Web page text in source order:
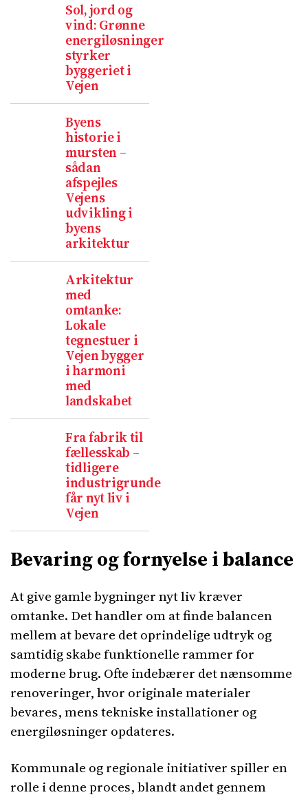
Sol, jord og
vind: Grønne
energiløsninger
styrker
byggeriet i
Vejen
Byens
historie i
mursten –
sådan
afspejles
Vejens
udvikling i
byens
arkitektur
Arkitektur
med
omtanke:
Lokale
tegnestuer i
Vejen bygger
i harmoni
med
landskabet
Fra fabrik til
fællesskab –
tidligere
industrigrunde
får nyt liv i
Vejen
Bevaring og fornyelse i balance
At give gamle bygninger nyt liv kræver
omtanke. Det handler om at finde balancen
mellem at bevare det oprindelige udtryk og
samtidig skabe funktionelle rammer for
moderne brug. Ofte indebærer det nænsomme
renoveringer, hvor originale materialer
bevares, mens tekniske installationer og
energiløsninger opdateres.
Kommunale og regionale initiativer spiller en
rolle i denne proces, blandt andet gennem